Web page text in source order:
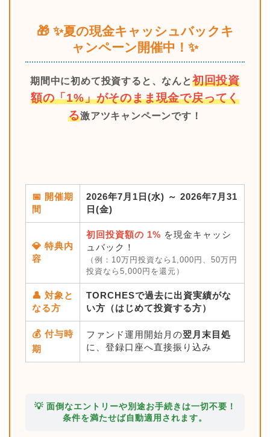
🎁 ✨夏の現金キャッシュバックキ
ャンペーン開催中！✨
期間中に初めて投資すると、なんと初回投資
額の「1%」がそのまま現金で戻ってく
る激アツキャンペーンです！
📅 開催期
間
2026年7月1日(水) ～ 2026年7月31
日(金)
💎 特典内
容
初回投資額の 1% を現金キャッシ
ュバック！
（例：10万円投資なら1,000円、50万円
投資なら5,000円を還元）
👤 対象と
なる方
TORCHESで過去に出資実績がな
い方（はじめて投資する方）
💰 付与時
期
ファンド運用開始月の翌月末目処
に、登録口座へ直接振り込み
💡 面倒なエントリーや別途お手続きは一切不要！
条件を満たせば自動適用されます。